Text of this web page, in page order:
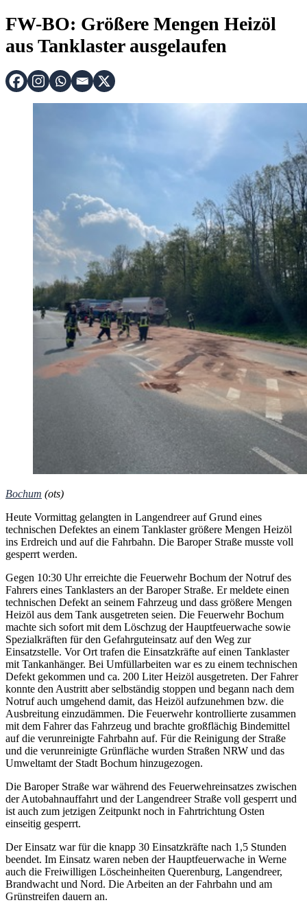
FW-BO: Größere Mengen Heizöl
aus Tanklaster ausgelaufen
Bochum (ots)
Heute Vormittag gelangten in Langendreer auf Grund eines
technischen Defektes an einem Tanklaster größere Mengen Heizöl
ins Erdreich und auf die Fahrbahn. Die Baroper Straße musste voll
gesperrt werden.
Gegen 10:30 Uhr erreichte die Feuerwehr Bochum der Notruf des
Fahrers eines Tanklasters an der Baroper Straße. Er meldete einen
technischen Defekt an seinem Fahrzeug und dass größere Mengen
Heizöl aus dem Tank ausgetreten seien. Die Feuerwehr Bochum
machte sich sofort mit dem Löschzug der Hauptfeuerwache sowie
Spezialkräften für den Gefahrguteinsatz auf den Weg zur
Einsatzstelle. Vor Ort trafen die Einsatzkräfte auf einen Tanklaster
mit Tankanhänger. Bei Umfüllarbeiten war es zu einem technischen
Defekt gekommen und ca. 200 Liter Heizöl ausgetreten. Der Fahrer
konnte den Austritt aber selbständig stoppen und begann nach dem
Notruf auch umgehend damit, das Heizöl aufzunehmen bzw. die
Ausbreitung einzudämmen. Die Feuerwehr kontrollierte zusammen
mit dem Fahrer das Fahrzeug und brachte großflächig Bindemittel
auf die verunreinigte Fahrbahn auf. Für die Reinigung der Straße
und die verunreinigte Grünfläche wurden Straßen NRW und das
Umweltamt der Stadt Bochum hinzugezogen.
Die Baroper Straße war während des Feuerwehreinsatzes zwischen
der Autobahnauffahrt und der Langendreer Straße voll gesperrt und
ist auch zum jetzigen Zeitpunkt noch in Fahrtrichtung Osten
einseitig gesperrt.
Der Einsatz war für die knapp 30 Einsatzkräfte nach 1,5 Stunden
beendet. Im Einsatz waren neben der Hauptfeuerwache in Werne
auch die Freiwilligen Löscheinheiten Querenburg, Langendreer,
Brandwacht und Nord. Die Arbeiten an der Fahrbahn und am
Grünstreifen dauern an.